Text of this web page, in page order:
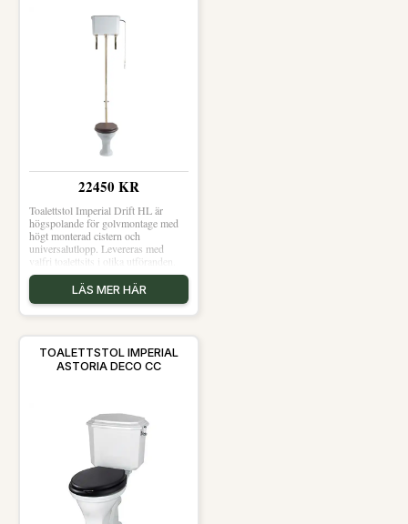
22450 KR
Toalettstol Imperial Drift HL är
högspolande för golvmontage med
högt monterad cistern och
universalutlopp. Levereras med
valfri toalettsits i olika utföranden.
LÄS MER HÄR
TOALETTSTOL IMPERIAL
ASTORIA DECO CC